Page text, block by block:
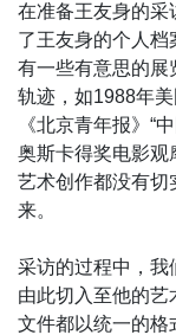
在准备王友身的采
了王友身的个人
有一些有意思的展
轨迹，如1988年
《北京青年报》“
奥斯卡得奖电影观
艺术创作都没有切
来。
采访的过程中，我
由此切入至他的艺
文件都以统一的格